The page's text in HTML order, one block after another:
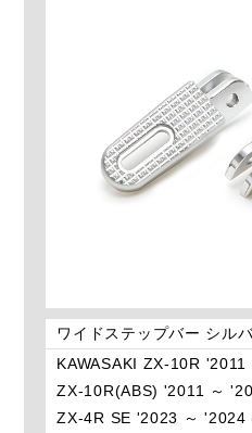
ワイドステップバー シル
KAWASAKI ZX-10R
ZX-10R(ABS) '2011 ～
ZX-4R SE '2023 ～